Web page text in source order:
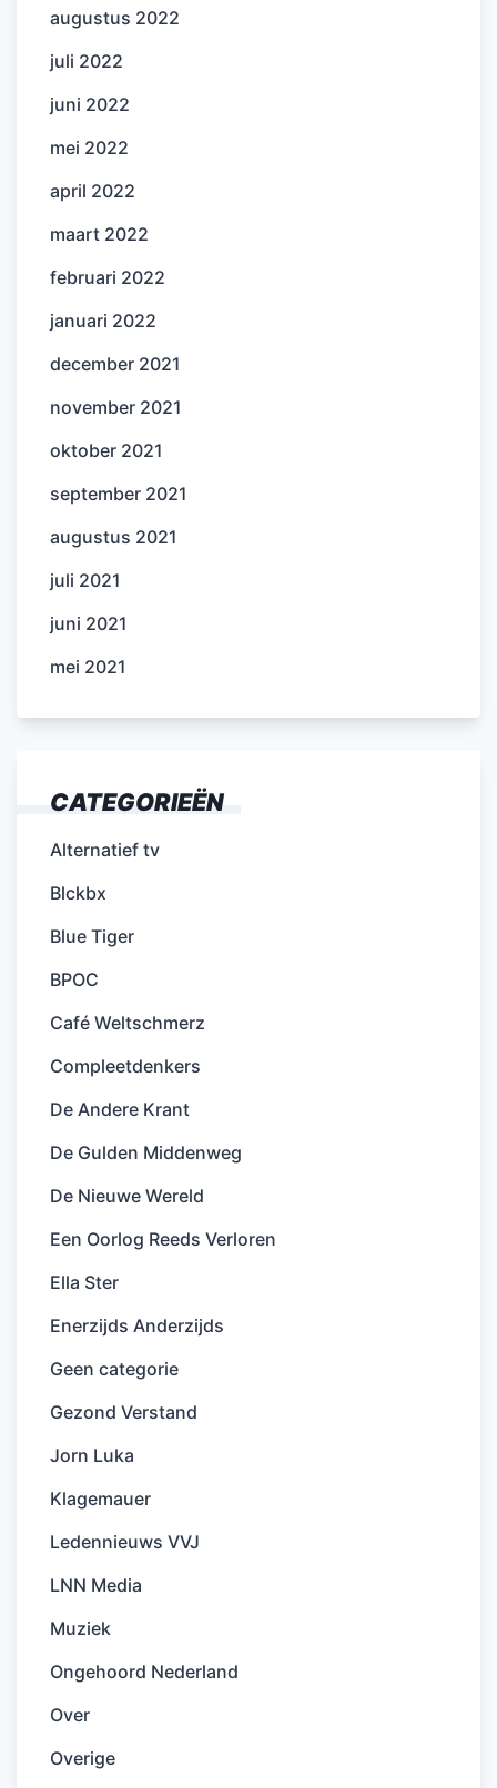
augustus 2022
juli 2022
juni 2022
mei 2022
april 2022
maart 2022
februari 2022
januari 2022
december 2021
november 2021
oktober 2021
september 2021
augustus 2021
juli 2021
juni 2021
mei 2021
CATEGORIEËN
Alternatief tv
Blckbx
Blue Tiger
BPOC
Café Weltschmerz
Compleetdenkers
De Andere Krant
De Gulden Middenweg
De Nieuwe Wereld
Een Oorlog Reeds Verloren
Ella Ster
Enerzijds Anderzijds
Geen categorie
Gezond Verstand
Jorn Luka
Klagemauer
Ledennieuws VVJ
LNN Media
Muziek
Ongehoord Nederland
Over
Overige